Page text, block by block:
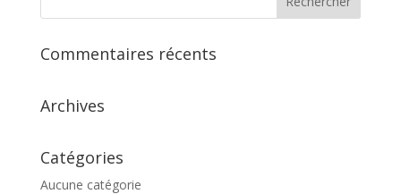
Commentaires récents
Archives
Catégories
Aucune catégorie